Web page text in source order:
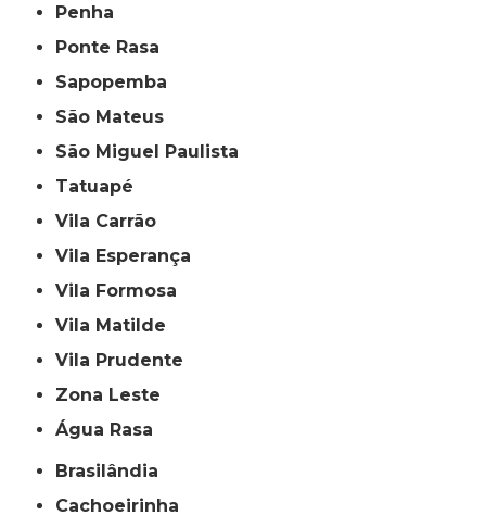
Penha
Ponte Rasa
Sapopemba
São Mateus
São Miguel Paulista
Tatuapé
Vila Carrão
Vila Esperança
Vila Formosa
Vila Matilde
Vila Prudente
Zona Leste
Água Rasa
Brasilândia
Cachoeirinha